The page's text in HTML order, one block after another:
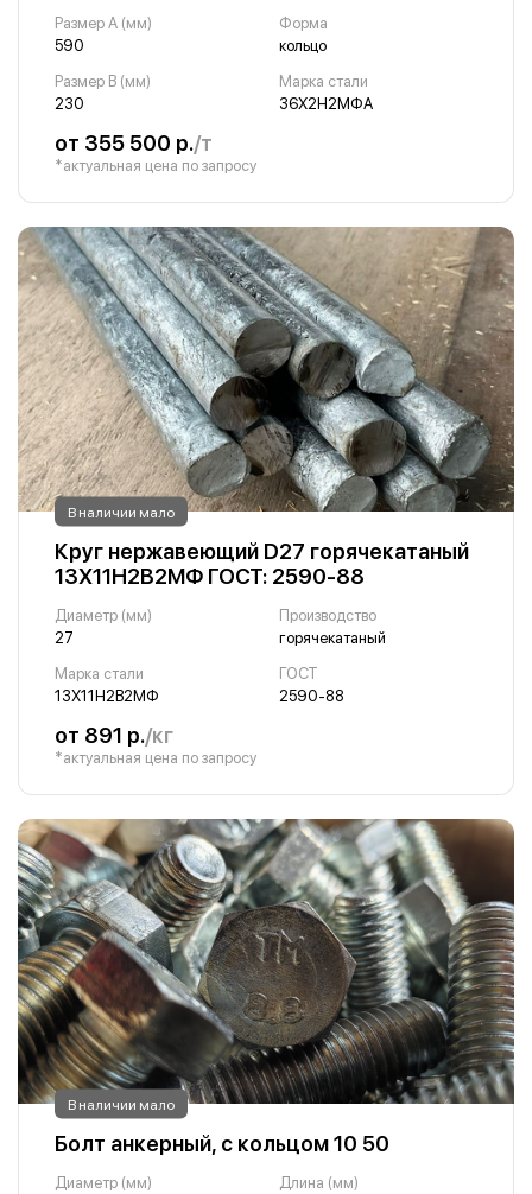
Размер A (мм)
590
Форма
кольцо
Размер B (мм)
230
Марка стали
36Х2Н2МФА
от 355 500 р./т
*актуальная цена по запросу
В наличии мало
Круг нержавеющий D27 горячекатаный
13Х11Н2В2МФ ГОСТ: 2590-88
Диаметр (мм)
27
Производство
горячекатаный
Марка стали
13Х11Н2В2МФ
ГОСТ
2590-88
от 891 р./кг
*актуальная цена по запросу
В наличии мало
Болт анкерный, с кольцом 10 50
Диаметр (мм)
Длина (мм)